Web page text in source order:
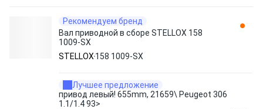
Рекомендуем бренд
Вал приводной в сборе STELLOX 158
1009-SX
STELLOX 158 1009-SX
Лучшее предложение
привод левый! 655mm, 21659\ Peugeot 306
1.1/1.4 93>